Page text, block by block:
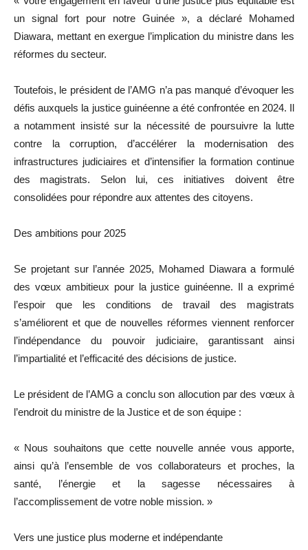
un signal fort pour notre Guinée », a déclaré Mohamed
Diawara, mettant en exergue l’implication du ministre dans les
réformes du secteur.
Toutefois, le président de l’AMG n’a pas manqué d’évoquer les
défis auxquels la justice guinéenne a été confrontée en 2024. Il
a notamment insisté sur la nécessité de poursuivre la lutte
contre la corruption, d’accélérer la modernisation des
infrastructures judiciaires et d’intensifier la formation continue
des magistrats. Selon lui, ces initiatives doivent être
consolidées pour répondre aux attentes des citoyens.
Des ambitions pour 2025
Se projetant sur l’année 2025, Mohamed Diawara a formulé
des vœux ambitieux pour la justice guinéenne. Il a exprimé
l’espoir que les conditions de travail des magistrats
s’améliorent et que de nouvelles réformes viennent renforcer
l’indépendance du pouvoir judiciaire, garantissant ainsi
l’impartialité et l’efficacité des décisions de justice.
Le président de l’AMG a conclu son allocution par des vœux à
l’endroit du ministre de la Justice et de son équipe :
« Nous souhaitons que cette nouvelle année vous apporte,
ainsi qu’à l’ensemble de vos collaborateurs et proches, la
santé, l’énergie et la sagesse nécessaires à
l’accomplissement de votre noble mission. »
Vers une justice plus moderne et indépendante